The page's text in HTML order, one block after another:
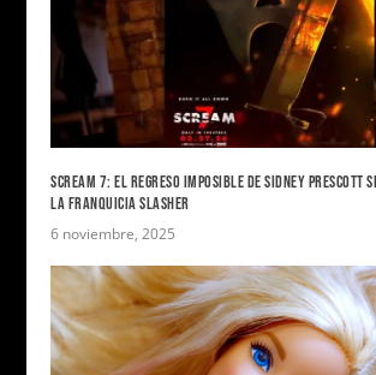
SCREAM 7: EL REGRESO IMPOSIBLE DE SIDNEY PRESCOTT
LA FRANQUICIA SLASHER
6 noviembre, 2025